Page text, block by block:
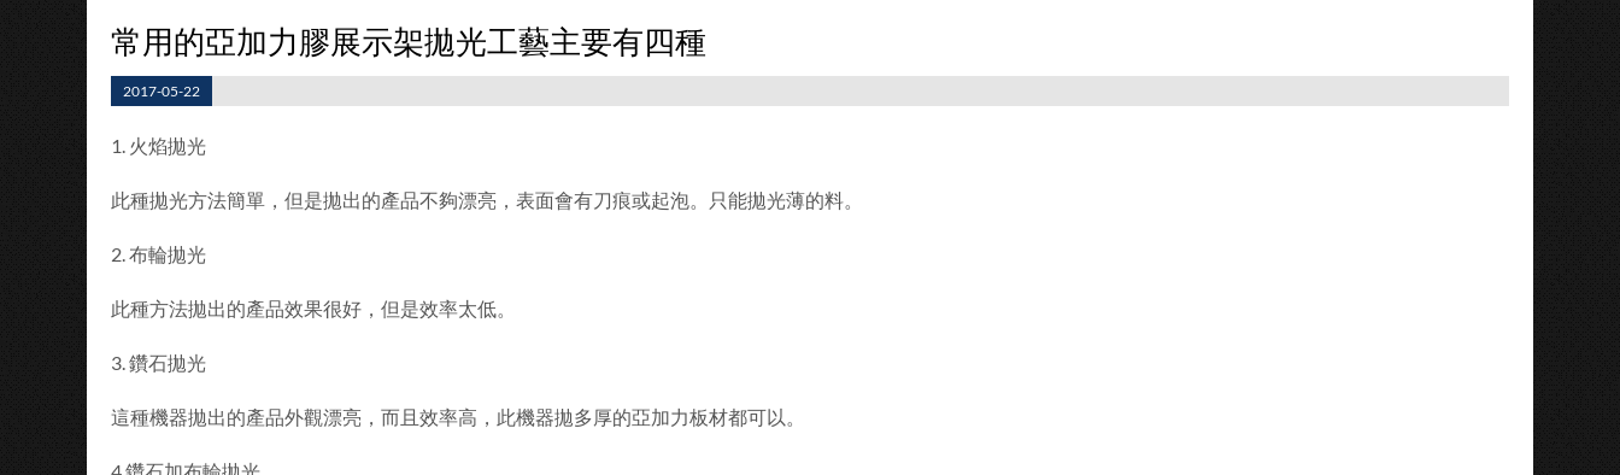
常用的亞加力膠展示架拋光工藝主要有四種
2017-05-22
1. 火焰拋光
此種拋光方法簡單，但是拋出的產品不夠漂亮，表面會有刀痕或起泡。只能拋光薄的料。
2. 布輪拋光
此種方法拋出的產品效果很好，但是效率太低。
3. 鑽石拋光
這種機器拋出的產品外觀漂亮，而且效率高，此機器拋多厚的亞加力板材都可以。